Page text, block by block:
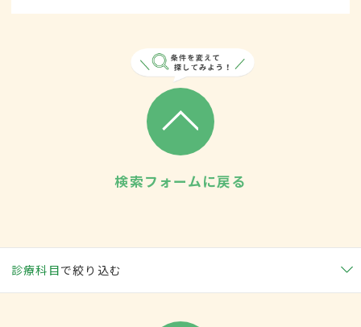
検索フォームに戻る
診療科目で絞り込む